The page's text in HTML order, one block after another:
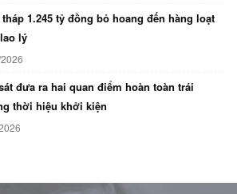
1.245 tỷ đồng bỏ hoang đến hàng loạt
lý
đưa ra hai quan điểm hoàn toàn trái
thời hiệu khởi kiện